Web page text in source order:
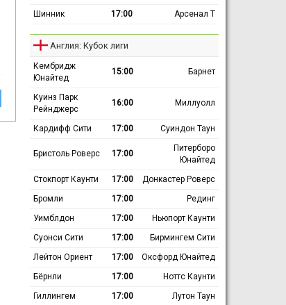
Шинник 17:00 Арсенал Т
Англия: Кубок лиги
Кембридж
Юнайтед
15:00 Барнет
Куинз Парк
Рейнджерс
16:00 Миллуолл
Кардифф Сити 17:00 Суиндон Таун
Бристоль Роверс 17:00
Питерборо
Юнайтед
Стокпорт Каунти
17:00
Донкастер Роверс
Бромли
17:00
Рединг
Уимблдон
17:00
Ньюпорт Каунти
Суонси Сити
17:00
Бирмингем Сити
Лейтон Ориент
17:00
Оксфорд Юнайтед
Бёрнли
17:00
Ноттс Каунти
Гиллингем
17:00
Лутон Таун